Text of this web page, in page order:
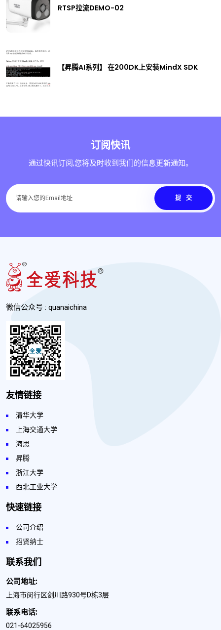
RTSP拉流DEMO-02
【昇腾AI系列】 在200DK上安装MindX SDK
订阅快讯
通过快讯订阅,您将及时收到我们的信息更新通知。
提交
微信公众号 : quanaichina
友情链接
清华大学
上海交通大学
海思
昇腾
浙江大学
西北工业大学
快速链接
公司介绍
招贤纳士
联系我们
公司地址:
上海市闵行区剑川路930号D栋3层
联系电话:
021-64025956